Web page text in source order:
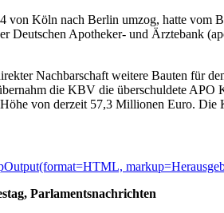
von Köln nach Berlin umzog, hatte vom
Deutschen Apotheker- und Ärztebank
Nachbarschaft weitere Bauten für
die KBV die überschuldete APO
von derzeit 57,3 Millionen Euro. Die
Parlamentsnachrichten